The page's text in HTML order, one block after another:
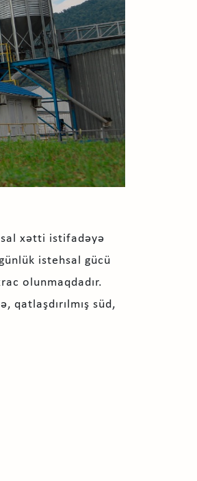
xətti istifadəyə
istehsal gücü
olunmaqdadır.
qatlaşdırılmış süd,